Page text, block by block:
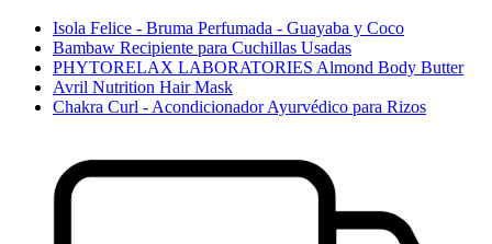
Isola Felice - Bruma Perfumada - Guayaba y Coco
Bambaw Recipiente para Cuchillas Usadas
PHYTORELAX LABORATORIES Almond Body Butter
Avril Nutrition Hair Mask
Chakra Curl - Acondicionador Ayurvédico para Rizos